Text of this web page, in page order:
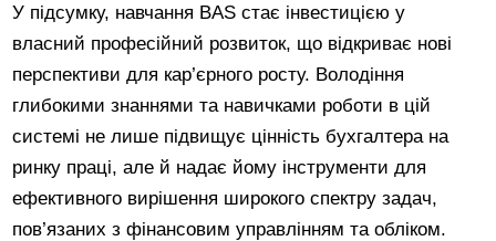
У підсумку, навчання BAS стає інвестицією у
власний професійний розвиток, що відкриває нові
перспективи для кар’єрного росту. Володіння
глибокими знаннями та навичками роботи в цій
системі не лише підвищує цінність бухгалтера на
ринку праці, але й надає йому інструменти для
ефективного вирішення широкого спектру задач,
пов’язаних з фінансовим управлінням та обліком.